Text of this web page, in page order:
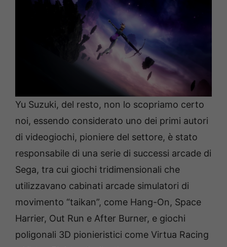
Yu Suzuki, del resto, non lo scopriamo certo
noi, essendo considerato uno dei primi autori
di videogiochi, pioniere del settore, è stato
responsabile di una serie di successi arcade di
Sega, tra cui giochi tridimensionali che
utilizzavano cabinati arcade simulatori di
movimento “taikan”, come Hang-On, Space
Harrier, Out Run e After Burner, e giochi
poligonali 3D pionieristici come Virtua Racing